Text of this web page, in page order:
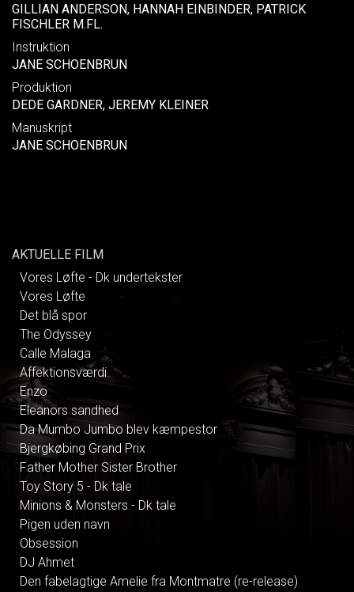
GILLIAN ANDERSON, HANNAH EINBINDER, PATRICK
FISCHLER M.FL.
Instruktion
JANE SCHOENBRUN
Produktion
DEDE GARDNER, JEREMY KLEINER
Manuskript
JANE SCHOENBRUN
AKTUELLE FILM
Vores Løfte - Dk undertekster
Vores Løfte
Det blå spor
The Odyssey
Calle Malaga
Affektionsværdi
Enzo
Eleanors sandhed
Da Mumbo Jumbo blev kæmpestor
Bjergkøbing Grand Prix
Father Mother Sister Brother
Toy Story 5 - Dk tale
Minions & Monsters - Dk tale
Pigen uden navn
Obsession
DJ Ahmet
Den fabelagtige Amelie fra Montmatre (re-release)